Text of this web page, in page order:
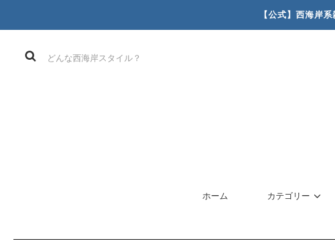
【公式】西海岸
ホーム カテゴリー